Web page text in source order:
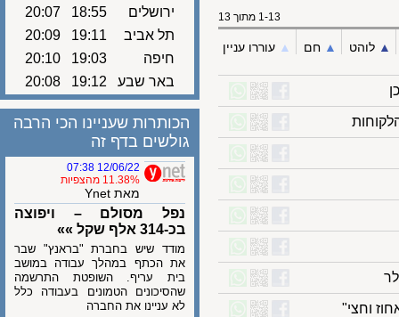
1-13 מתוך 13
לוהט ▲︎ חם ▲︎ עוררו עניין
וחצי"
ירושלים
18:55
20:07
תל אביב
19:11
20:09
חיפה
19:03
20:10
באר שבע
19:12
20:08
הכותרות שעניינו הכי הרבה
גולשים בדף זה
12/06/22 07:38
11.38% מהצפיות
מאת Ynet
נפל מסולם – ויפוצה
בכ-314 אלף שקל »»
מודד שיש בחברת "בראנץ" שבר
את הכתף במהלך עבודה במושב
בית עריף. השופטת התרשמה
שהסיכונים הטמונים בעבודה כלל
לא עניינו את החברה